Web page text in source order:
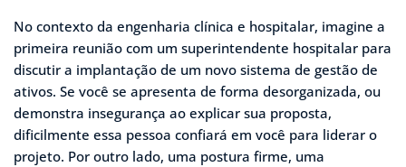
No contexto da engenharia clínica e hospitalar, imagine a
primeira reunião com um superintendente hospitalar para
discutir a implantação de um novo sistema de gestão de
ativos. Se você se apresenta de forma desorganizada, ou
demonstra insegurança ao explicar sua proposta,
dificilmente essa pessoa confiará em você para liderar o
projeto. Por outro lado, uma postura firme, uma